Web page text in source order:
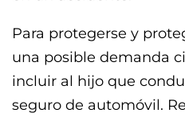
Para protegerse y
una posible demanda
incluir al hijo que
seguro de automóvil.